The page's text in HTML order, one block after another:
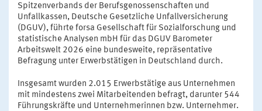
Spitzenverbands der Berufsgenossenschaften und
Unfallkassen, Deutsche Gesetzliche Unfallversicherung
(DGUV), führte forsa Gesellschaft für Sozialforschung und
statistische Analysen mbH für das DGUV Barometer
Arbeitswelt 2026 eine bundesweite, repräsentative
Befragung unter Erwerbstätigen in Deutschland durch.
Insgesamt wurden 2.015 Erwerbstätige aus Unternehmen
mit mindestens zwei Mitarbeitenden befragt, darunter 544
Führungskräfte und Unternehmerinnen bzw. Unternehmer.